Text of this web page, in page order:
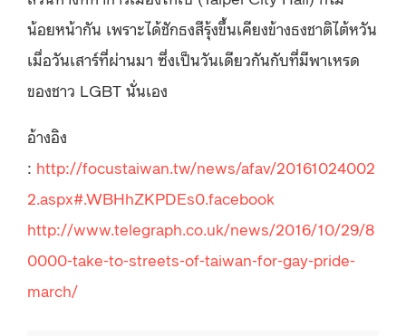
น้อยหน้ากัน เพราะได้ชักธงสีรุ้งขึ้นเคียงข้างธงชาติไต้หวัน
เมื่อวันเสาร์ที่ผ่านมา ซึ่งเป็นวันเดียวกันกับที่มีพาเหรด
ของชาว LGBT นั่นเอง
อ้างอิง
: http://focustaiwan.tw/news/afav/20161024002
2.aspx#.WBHhZKPDEs0.facebook
http://www.telegraph.co.uk/news/2016/10/29/8
0000-take-to-streets-of-taiwan-for-gay-pride-
march/